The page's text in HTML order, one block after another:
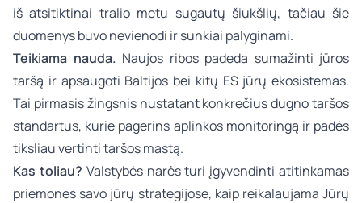
iš atsitiktinai tralio metu sugautų šiukšlių, tačiau šie
duomenys buvo nevienodi ir sunkiai palyginami.
Teikiama nauda. Naujos ribos padeda sumažinti jūros
taršą ir apsaugoti Baltijos bei kitų ES jūrų ekosistemas.
Tai pirmasis žingsnis nustatant konkrečius dugno taršos
standartus, kurie pagerins aplinkos monitoringą ir padės
tiksliau vertinti taršos mastą.
Kas toliau? Valstybės narės turi įgyvendinti atitinkamas
priemones savo jūrų strategijose, kaip reikalaujama Jūrų